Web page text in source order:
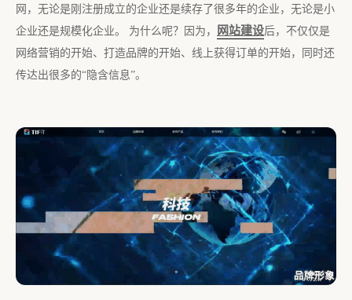
网，无论是刚注册成立的企业还是续存了很多年的企业，无论是小
企业还是规模化企业。 为什么呢？因为，
网站建设后，不仅仅是
网络营销的开始、打造品牌的开始、线上获得订单的开始，同时还
传达出很多的“隐含信息”。